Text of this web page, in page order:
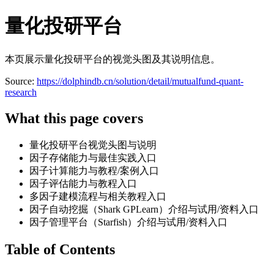
量化投研平台
本页展示量化投研平台的视觉头图及其说明信息。
Source: https://dolphindb.cn/solution/detail/mutualfund-quant-
research
What this page covers
量化投研平台视觉头图与说明
因子存储能力与最佳实践入口
因子计算能力与教程/案例入口
因子评估能力与教程入口
多因子建模流程与相关教程入口
因子自动挖掘（Shark GPLearn）介绍与试用/资料入口
因子管理平台（Starfish）介绍与试用/资料入口
Table of Contents